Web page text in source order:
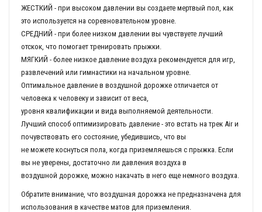
ЖЕСТКИЙ - при высоком давлении вы создаете мертвый пол, как
это используется на соревновательном уровне.
СРЕДНИЙ - при более низком давлении вы чувствуете лучший
отскок, что помогает тренировать прыжки.
МЯГКИЙ - более низкое давление воздуха рекомендуется для игр,
развлечений или гимнастики на начальном уровне.
Оптимальное давление в воздушной дорожке отличается от
человека к человеку и зависит от веса,
уровня квалификации и вида выполняемой деятельности.
Лучший способ оптимизировать давление - это встать на трек Air и
почувствовать его состояние, убедившись, что вы
не можете коснуться пола, когда приземляешься с прыжка. Если
вы не уверены, достаточно ли давления воздуха в
воздушной дорожке, можно накачать в него еще немного воздуха.
Обратите внимание, что воздушная дорожка не предназначена для
использования в качестве матов для приземления.